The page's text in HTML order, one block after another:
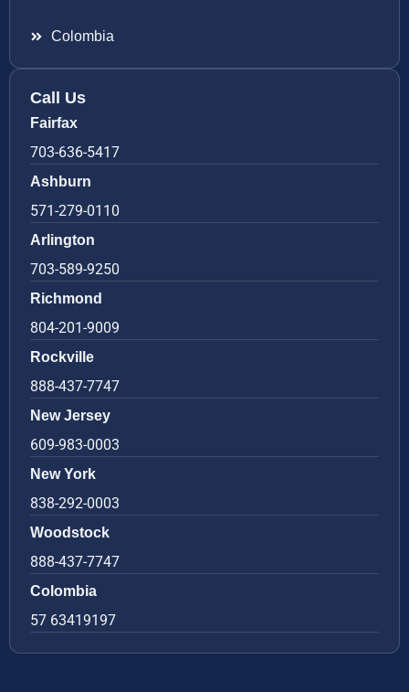
Colombia
Call Us
Fairfax
703-636-5417
Ashburn
571-279-0110
Arlington
703-589-9250
Richmond
804-201-9009
Rockville
888-437-7747
New Jersey
609-983-0003
New York
838-292-0003
Woodstock
888-437-7747
Colombia
57 63419197